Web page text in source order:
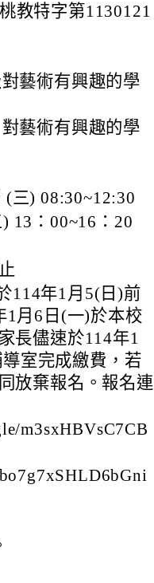
教特字第1130121
藝術有興趣的學
藝術有興趣的學
(三) 08:30~12:30
13：00~16：20
114年1月5(日)前
1月6日(一)於本校
長儘速於114年1
室完成繳費，若
放棄報名。報名連
m3sxHBVsC7CB